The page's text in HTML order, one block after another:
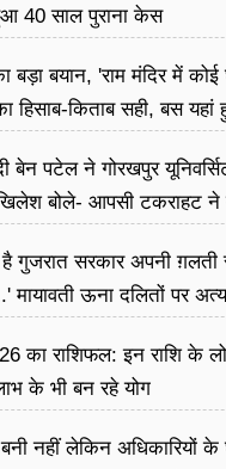
40 साल पुराना केस
बड़ा बयान, 'राम मंदिर में
हिसाब-किताब सही, बस यहां
बेन पटेल ने गोरखपुर
बोले- आपसी टकराहट ने
गुजरात सरकार अपनी ग़लती
मायावती ऊना दलितों पर
का राशिफल: इन राशि के
के भी बन रहे योग
नहीं लेकिन अधिकारियों